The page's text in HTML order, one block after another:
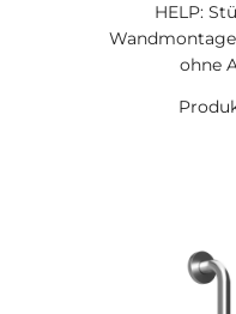
HELP:
ohne